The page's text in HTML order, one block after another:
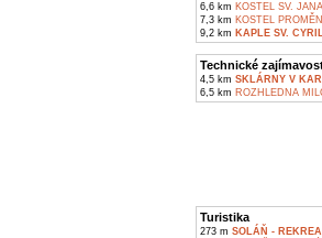
6,6 km KOSTEL SV.
7,3 km KOSTEL
9,2 km KAPLE SV.
Technické
4,5 km SKLÁRNY V
6,5 km ROZHLEDNA
Turistika
273 m SOLÁŇ -